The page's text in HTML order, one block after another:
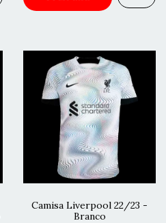
Camisa Liverpool 22/23 -
Branco